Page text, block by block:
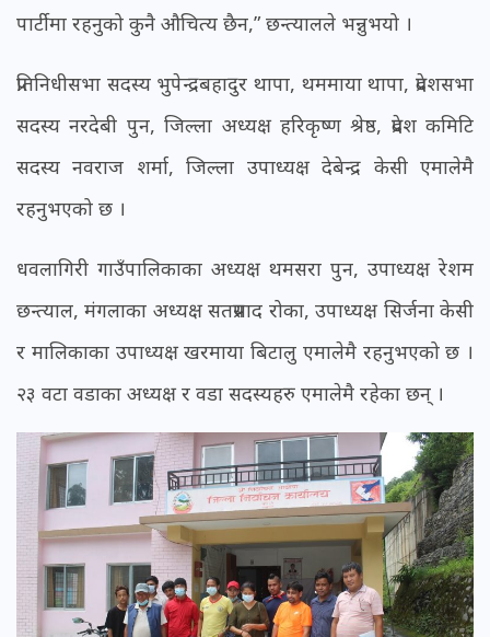
पार्टीमा रहनुको कुनै औचित्य छैन,” छन्त्यालले भन्नुभयो ।
प्रतिनिधीसभा सदस्य भुपेन्द्रबहादुर थापा, थममाया थापा, प्रदेशसभा
सदस्य नरदेबी पुन, जिल्ला अध्यक्ष हरिकृष्ण श्रेष्ठ, प्रदेश कमिटि
सदस्य नवराज शर्मा, जिल्ला उपाध्यक्ष देबेन्द्र केसी एमालेमै
रहनुभएको छ ।
धवलागिरी गाउँपालिकाका अध्यक्ष थमसरा पुन, उपाध्यक्ष रेशम
छन्त्याल, मंगलाका अध्यक्ष सतप्रसाद रोका, उपाध्यक्ष सिर्जना केसी
र मालिकाका उपाध्यक्ष खरमाया बिटालु एमालेमै रहनुभएको छ ।
२३ वटा वडाका अध्यक्ष र वडा सदस्यहरु एमालेमै रहेका छन् ।